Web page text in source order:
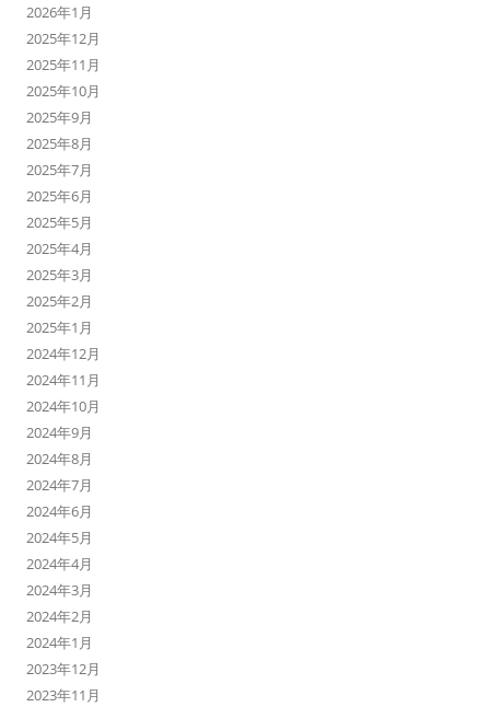
2026年1月
2025年12月
2025年11月
2025年10月
2025年9月
2025年8月
2025年7月
2025年6月
2025年5月
2025年4月
2025年3月
2025年2月
2025年1月
2024年12月
2024年11月
2024年10月
2024年9月
2024年8月
2024年7月
2024年6月
2024年5月
2024年4月
2024年3月
2024年2月
2024年1月
2023年12月
2023年11月